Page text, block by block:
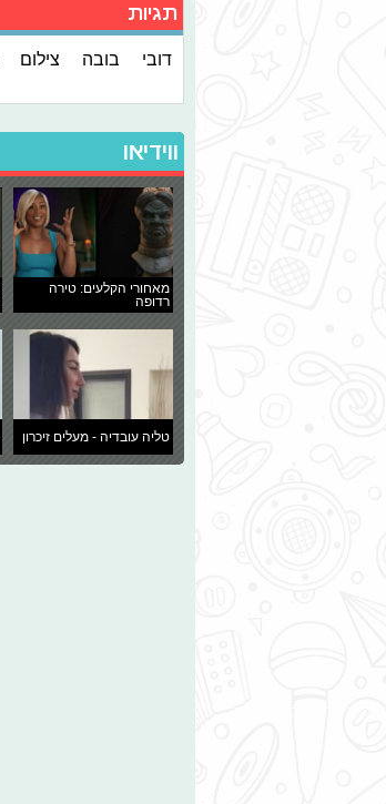
תגיות
דובי בובה צילום
ווידיאו
מאחורי הקלעים: טירה
רדופה
טליה עובדיה - מעלים זיכרון